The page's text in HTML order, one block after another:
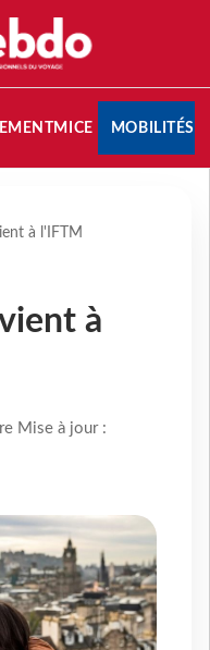
MICE MOBILITÉS
à l'IFTM
à
Mise à jour :